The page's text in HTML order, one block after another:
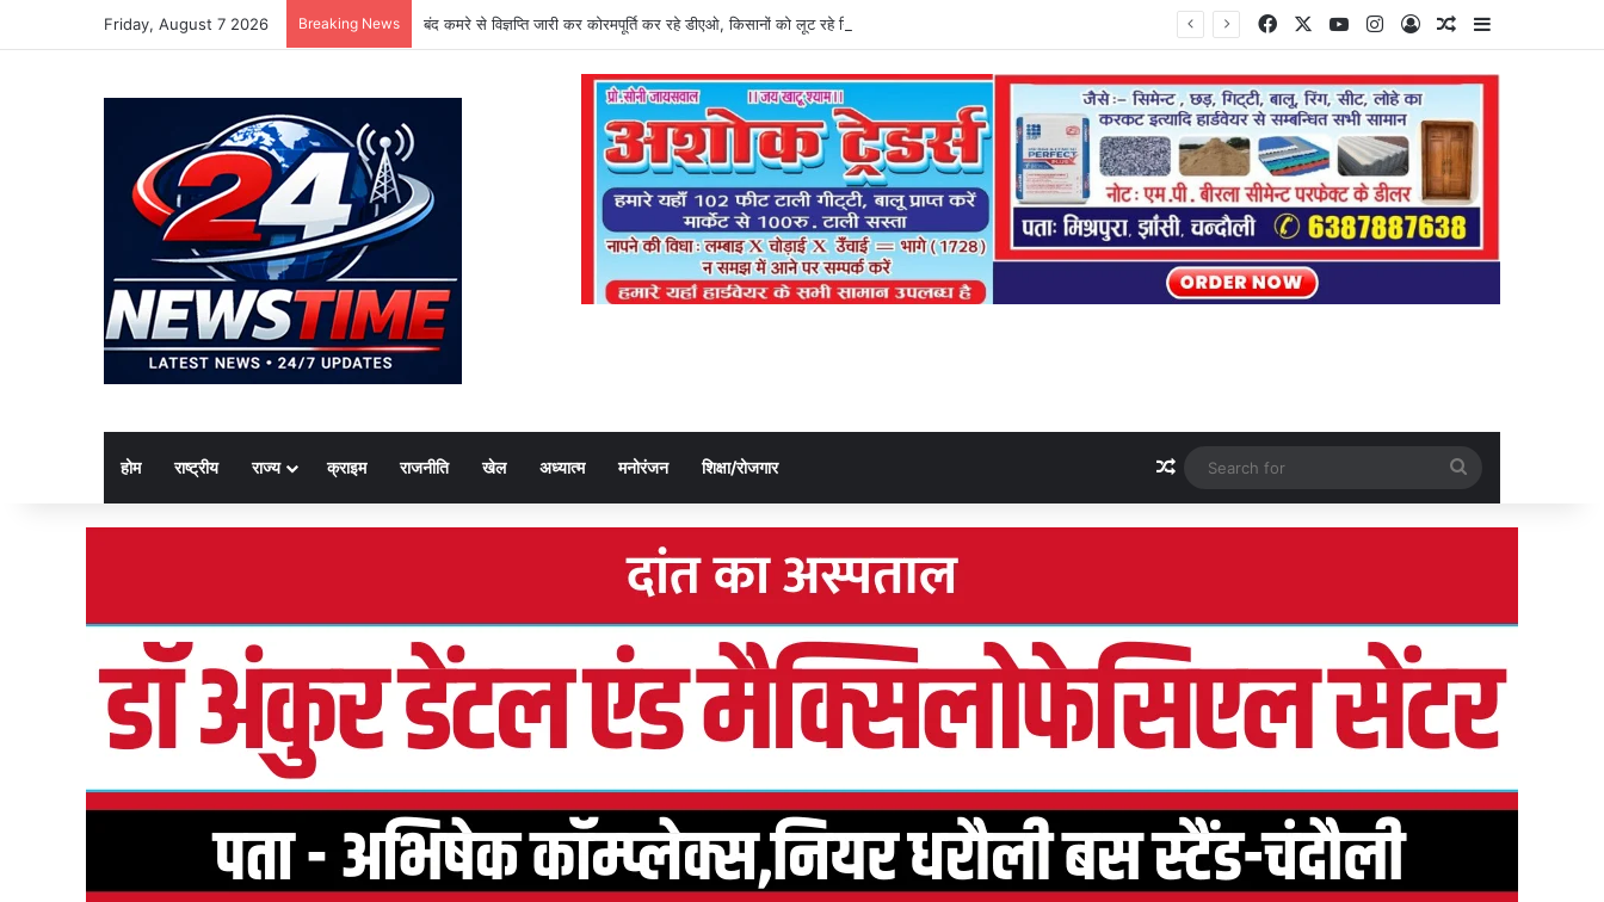
Friday, August 7 2026 Breaking News बंद कमरे से विज्ञप्ति जारी कर कोरमपूर्ति कर रहे डीएओ, किसानों को लूट रहे निजी दुकानदार FacebookYouTubeInstagram
Log InRandom Article
Sidebar
होम राष्ट्रीय राज्य क्राइम राजनीति खेल अध्यात्म मनोरंजन शिक्षा/रोजगार Random Article
for